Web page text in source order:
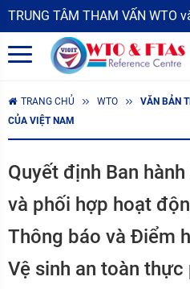
TRUNG TÂM THAM VẤN WTO
TRANG CHỦ WTO
VĂN BẢN
CỦA VIỆT NAM
Quyết định Ban
và phối hợp hoạt
Thông báo và Điểm
Vệ sinh an toàn